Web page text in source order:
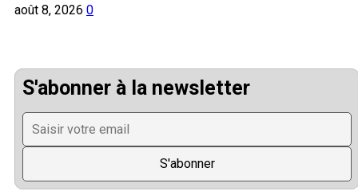
août 8, 2026 0
S'abonner à la newsletter